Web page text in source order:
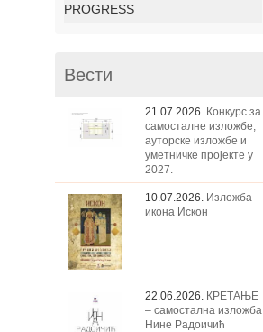
PROGRESS
Вести
21.07.2026. Конкурс за
самосталне изложбе,
ауторске изложбе и
уметничке пројекте у
2027.
10.07.2026. Изложба
икона Искон
22.06.2026. КРЕТАЊЕ
– самостална изложба
Нине Радоичић